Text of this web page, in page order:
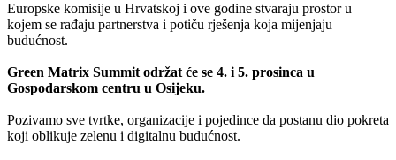
Europske komisije u Hrvatskoj i ove godine stvaraju prostor u
kojem se rađaju partnerstva i potiču rješenja koja mijenjaju
budućnost.
Green Matrix Summit održat će se 4. i 5. prosinca u
Gospodarskom centru u Osijeku.
Pozivamo sve tvrtke, organizacije i pojedince da postanu dio pokreta
koji oblikuje zelenu i digitalnu budućnost.